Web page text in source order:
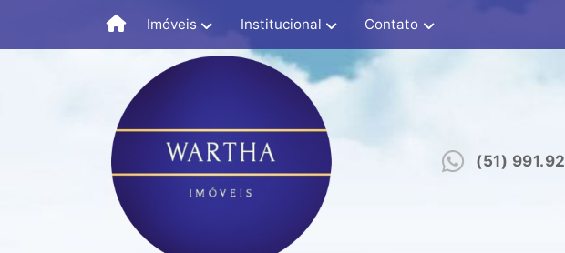
Imóveis Institucional Contato
(51)